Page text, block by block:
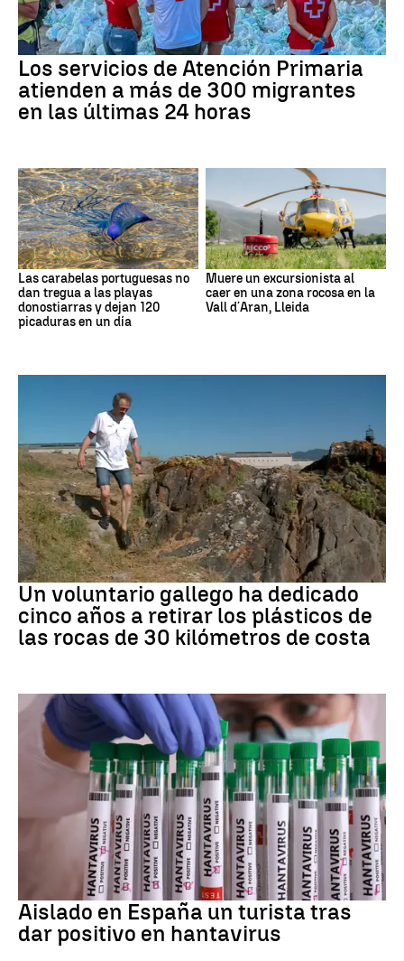
Los servicios de Atención Primaria
atienden a más de 300 migrantes
en las últimas 24 horas
Las carabelas portuguesas no
dan tregua a las playas
donostiarras y dejan 120
picaduras en un día
Muere un excursionista al
caer en una zona rocosa en la
Vall d´Aran, Lleida
Medio ambiente
Un voluntario gallego ha dedicado
cinco años a retirar los plásticos de
las rocas de 30 kilómetros de costa
Aislado en España un turista tras
dar positivo en hantavirus